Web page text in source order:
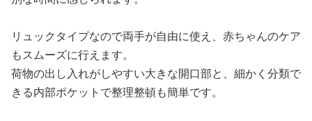
リュックタイプなので両手が自由に使え、赤ちゃんのケア
もスムーズに行えます。
荷物の出し入れがしやすい大きな開口部と、細かく分類で
きる内部ポケットで整理整頓も簡単です。